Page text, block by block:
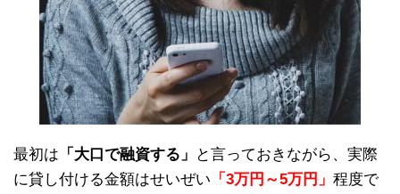
最初は 「大口で融資する」
と言っておきながら、実際
に貸し付ける金額はせいぜい 「3万円～5万円」 程度で